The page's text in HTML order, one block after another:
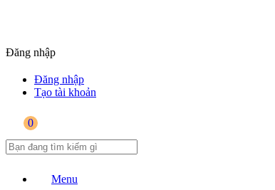
Đăng nhập
Đăng nhập
Tạo tài khoản
0
Menu